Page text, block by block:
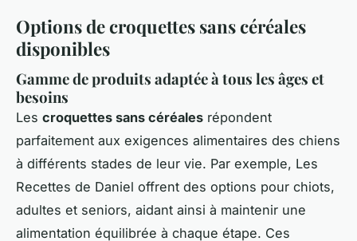
Options de croquettes sans céréales
disponibles
Gamme de produits adaptée à tous les âges et
besoins
Les croquettes sans céréales répondent
parfaitement aux exigences alimentaires des chiens
à différents stades de leur vie. Par exemple, Les
Recettes de Daniel offrent des options pour chiots,
adultes et seniors, aidant ainsi à maintenir une
alimentation équilibrée à chaque étape. Ces